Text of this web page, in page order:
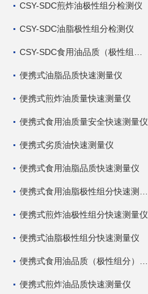
CSY-SDC煎炸油极性组分检测仪
CSY-SDC油脂极性组分检测仪
便携式油脂品质快速测量仪
便携式煎炸油质量快速测量仪
便携式食用油质量安全快速测量仪
便携式劣质油快速测量仪
便携式食用油脂品质快速测量仪
便携式煎炸油极性组分快速测量仪
便携式油脂极性组分快速测量仪
便携式煎炸油品质快速测量仪